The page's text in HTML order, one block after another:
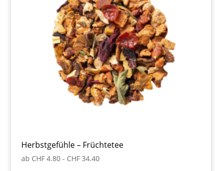
Herbstgefühle – Früchtetee
ab CHF4.80- CHF34.40